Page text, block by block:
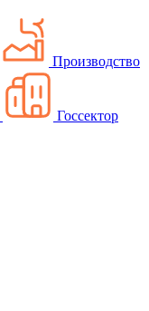
Производство
Госсектор